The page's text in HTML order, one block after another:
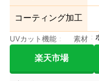
コーティング加工
UVカット機能 素材
楽天市場